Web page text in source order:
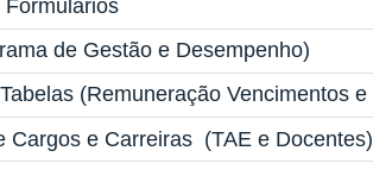
de Gestão e Desempenho)
(Remuneração Vencimentos
Cargos e Carreiras (TAE e Docentes)